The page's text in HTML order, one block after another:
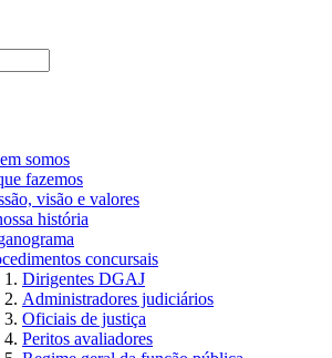
somos
fazemos
visão e valores
história
concursais
Dirigentes DGAJ
Administradores judiciários
Oficiais de justiça
Peritos avaliadores